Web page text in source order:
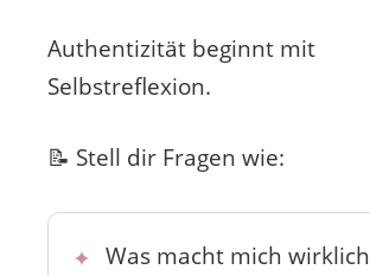
Authentizität beginnt mit
Selbstreflexion.
📝 Stell dir Fragen wie:
Was macht mich wirklich